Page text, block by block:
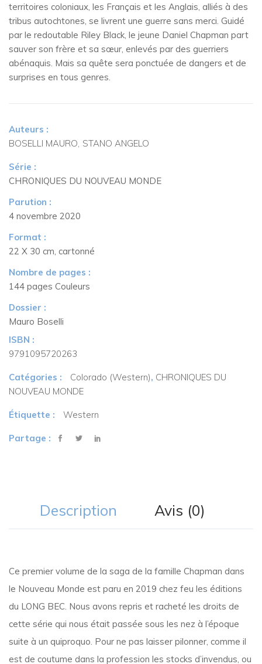
territoires coloniaux, les Français et les Anglais, alliés à des
tribus autochtones, se livrent une guerre sans merci. Guidé
par le redoutable Riley Black, le jeune Daniel Chapman part
sauver son frère et sa sœur, enlevés par des guerriers
abénaquis. Mais sa quête sera ponctuée de dangers et de
surprises en tous genres.
Auteurs :
BOSELLI MAURO STANO ANGELO
Série :
CHRONIQUES DU NOUVEAU MONDE
Parution :
4 novembre 2020
Format :
22 X 30 cm, cartonné
Nombre de pages :
144 pages Couleurs
Dossier :
Mauro Boselli
ISBN :
9791095720263
Catégories : Colorado (Western), CHRONIQUES DU
NOUVEAU MONDE
Étiquette : Western
Partage :
Description Avis (0)
Ce premier volume de la saga de la famille Chapman dans
le Nouveau Monde est paru en 2019 chez feu les éditions
du LONG BEC. Nous avons repris et racheté les droits de
cette série qui nous était passée sous les nez à l’époque
suite à un quiproquo. Pour ne pas laisser pilonner, comme il
est de coutume dans la profession les stocks d’invendus, ou